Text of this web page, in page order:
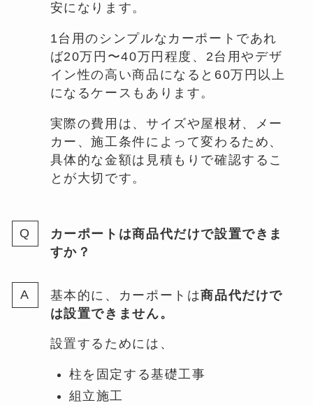
安になります。
1台用のシンプルなカーポートであれ
ば20万円〜40万円程度、2台用やデザ
イン性の高い商品になると60万円以上
になるケースもあります。
実際の費用は、サイズや屋根材、メー
カー、施工条件によって変わるため、
具体的な金額は見積もりで確認するこ
とが大切です。
カーポートは商品代だけで設置できま
すか？
基本的に、カーポートは商品代だけで
は設置できません。
設置するためには、
柱を固定する基礎工事
組立施工